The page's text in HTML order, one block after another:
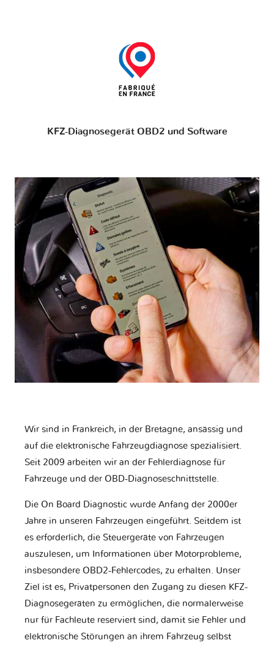
KFZ-Diagnosegerät OBD2 und Software
Wir sind in Frankreich, in der Bretagne, ansässig und
auf die elektronische Fahrzeugdiagnose spezialisiert.
Seit 2009 arbeiten wir an der Fehlerdiagnose für
Fahrzeuge und der OBD-Diagnoseschnittstelle.
Die On Board Diagnostic wurde Anfang der 2000er
Jahre in unseren Fahrzeugen eingeführt. Seitdem ist
es erforderlich, die Steuergeräte von Fahrzeugen
auszulesen, um Informationen über Motorprobleme,
insbesondere OBD2-Fehlercodes, zu erhalten. Unser
Ziel ist es, Privatpersonen den Zugang zu diesen KFZ-
Diagnosegeräten zu ermöglichen, die normalerweise
nur für Fachleute reserviert sind, damit sie Fehler und
elektronische Störungen an ihrem Fahrzeug selbst